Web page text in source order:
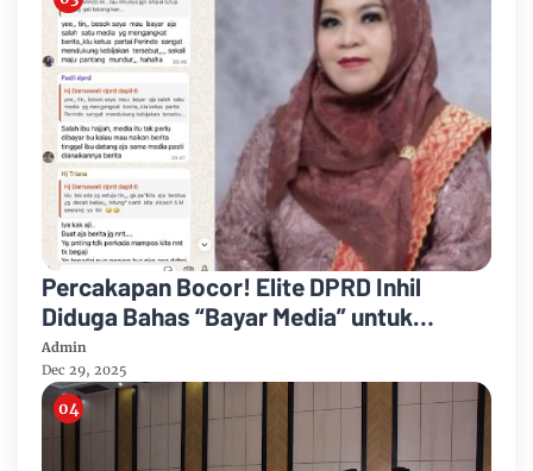
Percakapan Bocor! Elite DPRD Inhil
Diduga Bahas “Bayar Media” untuk
Dukung Kebijakan
Admin
Dec 29, 2025